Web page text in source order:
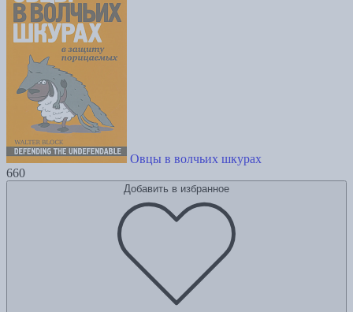
Овцы в волчьих шкурах
660
Добавить в избранное